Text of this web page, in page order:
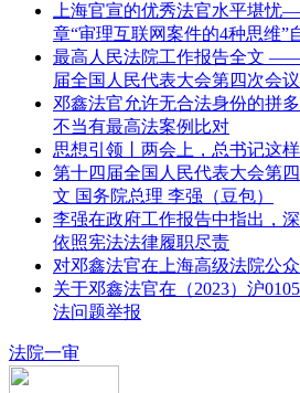
上海官宣的优秀法官水平堪忧
章“审理互联网案件的4种思维”
最高人民法院工作报告全文
届全国人民代表大会第四次会
邓鑫法官允许无合法身份的拼
不当有最高法案例比对
思想引领丨两会上，总书记这
第十四届全国人民代表大会第
文 国务院总理 李强（豆包）
李强在政府工作报告中指出，
依照宪法法律履职尽责
对邓鑫法官在上海高级法院公
关于邓鑫法官在（2023）沪
法问题举报
法院一审